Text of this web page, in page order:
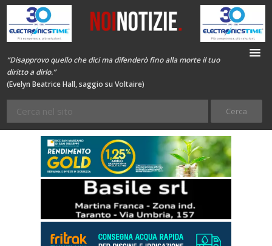
“Disapprovo quello che dici ma difenderò fino alla morte il tuo
diritto a dirlo.”
(Evelyn Beatrice Hall, saggio su Voltaire)